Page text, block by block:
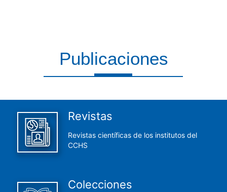
Publicaciones
Revistas
Revistas científicas de los institutos del
CCHS
Colecciones